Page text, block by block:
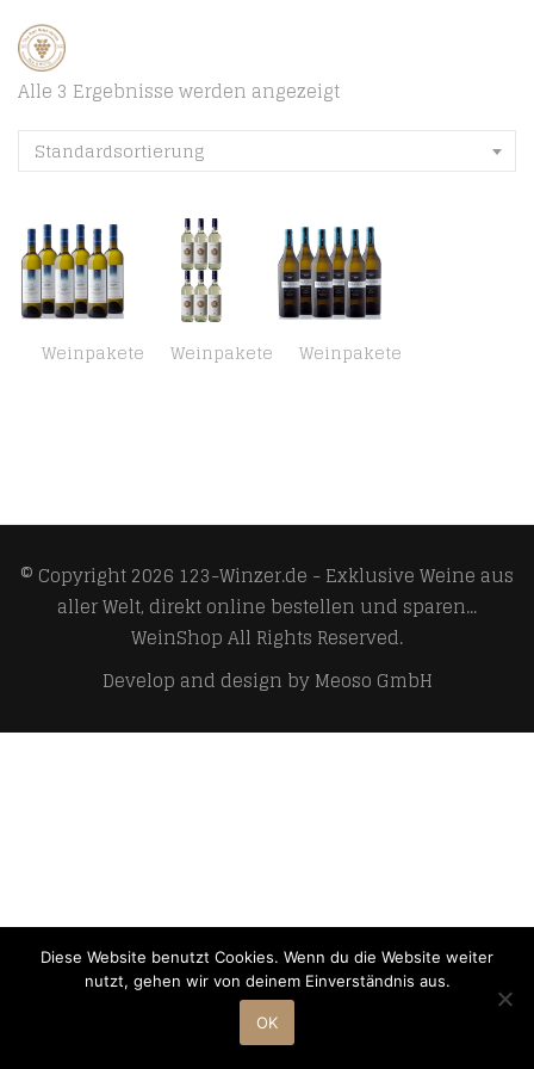
Alle 3 Ergebnisse werden angezeigt
Standardsortierung
Weinpakete Weinpakete Weinpakete
© Copyright 2026 123-Winzer.de - Exklusive Weine aus
aller Welt, direkt online bestellen und sparen...
WeinShopAll Rights Reserved.
Develop and design byMeoso GmbH
Diese Website benutzt Cookies. Wenn du die Website weiter
nutzt, gehen wir von deinem Einverständnis aus.
OK